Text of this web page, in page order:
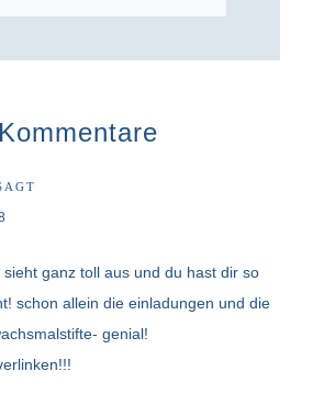
Kommentare
ganz toll aus und du hast dir so
schon allein die einladungen und die
genial!